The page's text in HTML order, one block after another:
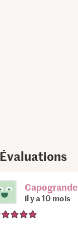
Évaluations
Capogrande
il y a 10 mois